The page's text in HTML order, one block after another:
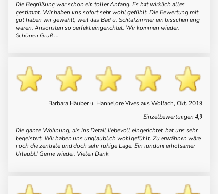
Die Begrüßung war schon ein toller Anfang. Es hat wirklich alles
gestimmt. Wir haben uns sofort sehr wohl gefühlt. Die Bewertung mit
gut haben wir gewählt, weil das Bad u. Schlafzimmer ein bisschen eng
waren. Ansonsten so perfekt eingerichtet. Wir kommen wieder.
Schönen Gruß ...
Barbara Häuber u. Hannelore Vives aus Wolfach, Okt. 2019
Einzelbewertungen 4,9
Die ganze Wohnung, bis ins Detail liebevoll eingerichtet, hat uns sehr
begeistert. Wir haben uns unglaublich wohlgefühlt. Zu erwähnen wäre
noch die zentrale und doch sehr ruhige Lage. Ein rundum erholsamer
Urlaub!!! Gerne wieder. Vielen Dank.